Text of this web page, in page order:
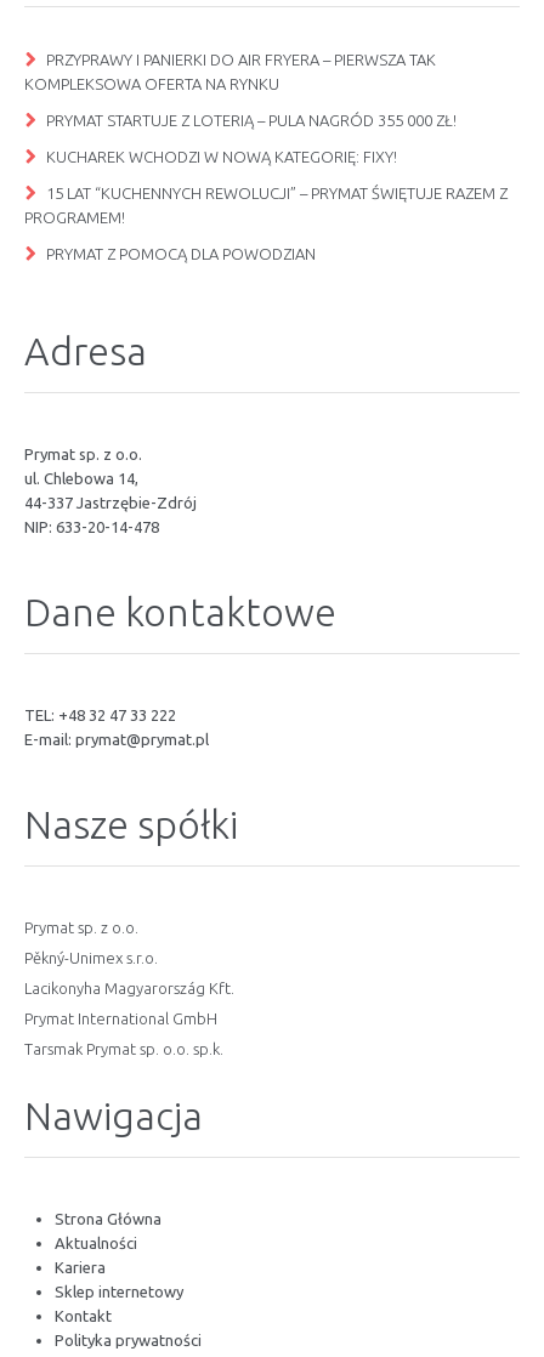
PRZYPRAWY I PANIERKI DO AIR FRYERA – PIERWSZA TAK
KOMPLEKSOWA OFERTA NA RYNKU
PRYMAT STARTUJE Z LOTERIĄ – PULA NAGRÓD 355 000 ZŁ!
KUCHAREK WCHODZI W NOWĄ KATEGORIĘ: FIXY!
15 LAT “KUCHENNYCH REWOLUCJI” – PRYMAT ŚWIĘTUJE RAZEM Z
PROGRAMEM!
PRYMAT Z POMOCĄ DLA POWODZIAN
Adresa
Prymat sp. z o.o.
ul. Chlebowa 14,
44-337 Jastrzębie-Zdrój
NIP: 633-20-14-478
Dane kontaktowe
TEL: +48 32 47 33 222
E-mail: prymat@prymat.pl
Nasze spółki
Prymat sp. z o.o.
Pěkný-Unimex s.r.o.
Lacikonyha Magyarország Kft.
Prymat International GmbH
Tarsmak Prymat sp. o.o. sp.k.
Nawigacja
Strona Główna
Aktualności
Kariera
Sklep internetowy
Kontakt
Polityka prywatności